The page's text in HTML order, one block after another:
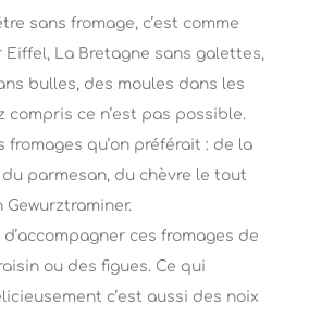
sans fromage, c’est comme
Eiffel, La Bretagne sans galettes,
bulles, des moules dans les
compris ce n’est pas possible.
fromages qu’on préférait : de la
parmesan, du chèvre le tout
Gewurztraminer.
ces fromages de
ou des figues. Ce qui
c’est aussi des noix